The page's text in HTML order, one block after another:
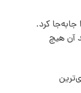
کرد.
آن هیچ